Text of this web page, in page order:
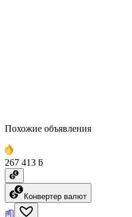
Похожие объявления
267 413 ƃ
Конвертер валют